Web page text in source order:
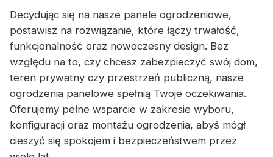
Decydując się na nasze panele ogrodzeniowe,
postawisz na rozwiązanie, które łączy trwałość,
funkcjonalność oraz nowoczesny design. Bez
względu na to, czy chcesz zabezpieczyć swój dom,
teren prywatny czy przestrzeń publiczną, nasze
ogrodzenia panelowe spełnią Twoje oczekiwania.
Oferujemy pełne wsparcie w zakresie wyboru,
konfiguracji oraz montażu ogrodzenia, abyś mógł
cieszyć się spokojem i bezpieczeństwem przez